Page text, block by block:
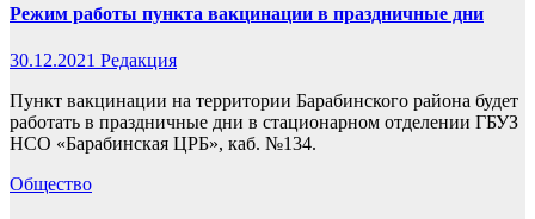
Режим работы пункта вакцинации в праздничные дни
30.12.2021 Редакция
Пункт вакцинации на территории Барабинского района будет
работать в праздничные дни в стационарном отделении ГБУЗ
НСО «Барабинская ЦРБ», каб. №134.
Общество